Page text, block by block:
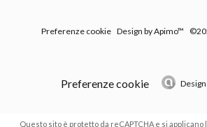
Preferenze cookie Design byApimo™
Preferenze cookie
Questo sito è protetto da reCAPTCHA e si applicano